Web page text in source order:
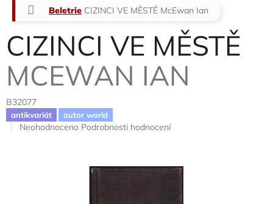
Domů
Beletrie CIZINCI VE MĚSTĚ McEwan Ian
CIZINCI VE MĚSTĚ
MCEWAN IAN
B32077
antikvariát autor world
Průměrné
Neohodnoceno Podrobnosti hodnocení